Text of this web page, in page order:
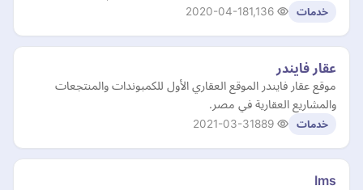
خدمات 2020-04-18
عقار فايندر
موقع عقار فايندر الموقع العقاري الأول للكمبوندات والمنتجعات
والمشاريع العقارية في مصر.
خدمات 2021-03-31
Ims